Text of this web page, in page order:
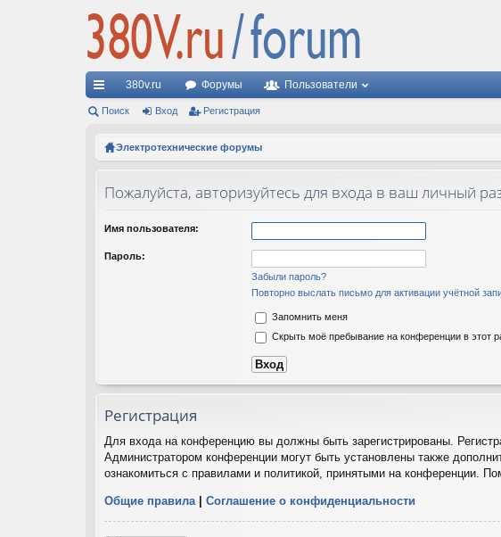
с
380v.ru Форумы Пользователи
Поиск Вход Регистрация
Электротехнические форумы
Пожалуйста, авторизуйтесь для входа в ваш личный
Имя пользователя:
Пароль:
Забыли пароль?
Повторно выслать письмо для активации учётной
Запомнить меня
Скрыть моё пребывание на конференции в этот
Регистрация
Для входа на конференцию вы должны быть зарегистрированы.
Администратором конференции могут быть установлены также
ознакомиться с правилами и политикой, принятыми на конференции.
Общие правила | Соглашение о конфиденциальности